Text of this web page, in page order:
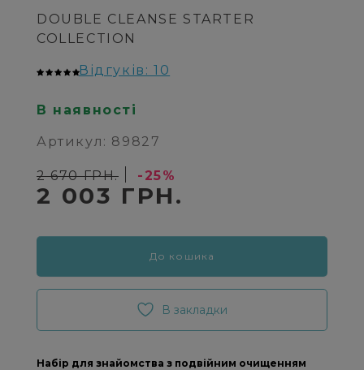
DOUBLE CLEANSE STARTER
COLLECTION
Відгуків: 10
В наявності
Артикул: 89827
-25%
2 670 ГРН.
2 003 ГРН.
До кошика
В закладки
Набір для знайомства з подвійним очищенням